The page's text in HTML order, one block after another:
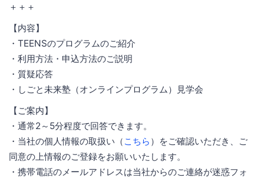
＋＋＋
【内容】
・TEENSのプログラムのご紹介
・利用方法・申込方法のご説明
・質疑応答
・しごと未来塾（オンラインプログラム）見学会
【ご案内】
・通常2～5分程度で回答できます。
・当社の個人情報の取扱い（ こちら ）をご確認いただき、ご
同意の上情報のご登録をお願いいたします。
・携帯電話のメールアドレスは当社からのご連絡が迷惑フォ